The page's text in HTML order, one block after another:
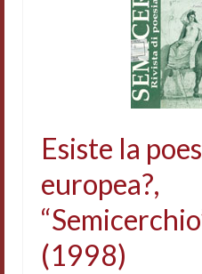
Relazioni sulle
Accordi di
Cultura coreana
Koreanische
Hagiographica
Cultura medioevale
Esiste la
europea?,
(1998)